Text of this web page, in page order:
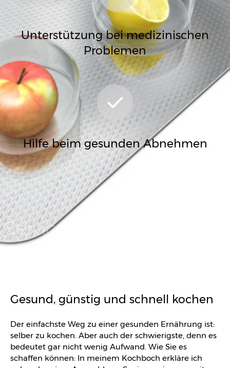
Unterstützung bei medizinischen
Problemen
Hilfe beim gesunden Abnehmen
Service
Gesund, günstig und schnell kochen
Der einfachste Weg zu einer gesunden Ernährung ist:
selber zu kochen. Aber auch der schwierigste, denn es
bedeutet gar nicht wenig Aufwand. Wie Sie es
schaffen können: In meinem Kochboch erkläre ich